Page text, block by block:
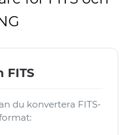
FITS
du konvertera FITS-